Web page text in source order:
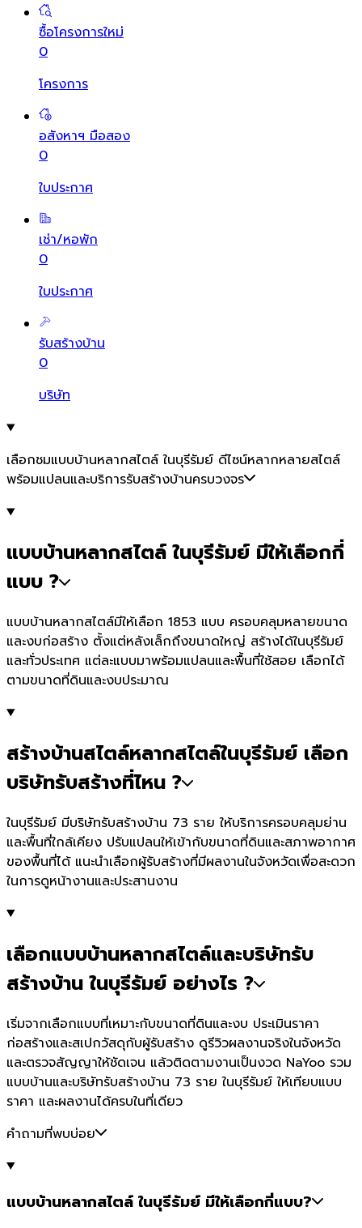
ซื้อโครงการใหม่
0
โครงการ
อสังหาฯ มือสอง
0
ใบประกาศ
เช่า/หอพัก
0
ใบประกาศ
รับสร้างบ้าน
0
บริษัท
เลือกชมแบบบ้านหลากสไตล์ ในบุรีรัมย์ ดีไซน์หลากหลายสไตล์
พร้อมแปลนและบริการรับสร้างบ้านครบวงจร
แบบบ้านหลากสไตล์ ในบุรีรัมย์ มีให้เลือกกี่
แบบ ?
แบบบ้านหลากสไตล์มีให้เลือก 1853 แบบ ครอบคลุมหลายขนาด
และงบก่อสร้าง ตั้งแต่หลังเล็กถึงขนาดใหญ่ สร้างได้ในบุรีรัมย์
และทั่วประเทศ แต่ละแบบมาพร้อมแปลนและพื้นที่ใช้สอย เลือกได้
ตามขนาดที่ดินและงบประมาณ
สร้างบ้านสไตล์หลากสไตล์ในบุรีรัมย์ เลือก
บริษัทรับสร้างที่ไหน ?
ในบุรีรัมย์ มีบริษัทรับสร้างบ้าน 73 ราย ให้บริการครอบคลุมย่าน
และพื้นที่ใกล้เคียง ปรับแปลนให้เข้ากับขนาดที่ดินและสภาพอากาศ
ของพื้นที่ได้ แนะนำเลือกผู้รับสร้างที่มีผลงานในจังหวัดเพื่อสะดวก
ในการดูหน้างานและประสานงาน
เลือกแบบบ้านหลากสไตล์และบริษัทรับ
สร้างบ้าน ในบุรีรัมย์ อย่างไร ?
เริ่มจากเลือกแบบที่เหมาะกับขนาดที่ดินและงบ ประเมินราคา
ก่อสร้างและสเปกวัสดุกับผู้รับสร้าง ดูรีวิวผลงานจริงในจังหวัด
และตรวจสัญญาให้ชัดเจน แล้วติดตามงานเป็นงวด NaYoo รวม
แบบบ้านและบริษัทรับสร้างบ้าน 73 ราย ในบุรีรัมย์ ให้เทียบแบบ
ราคา และผลงานได้ครบในที่เดียว
คำถามที่พบบ่อย
แบบบ้านหลากสไตล์ ในบุรีรัมย์ มีให้เลือกกี่แบบ?